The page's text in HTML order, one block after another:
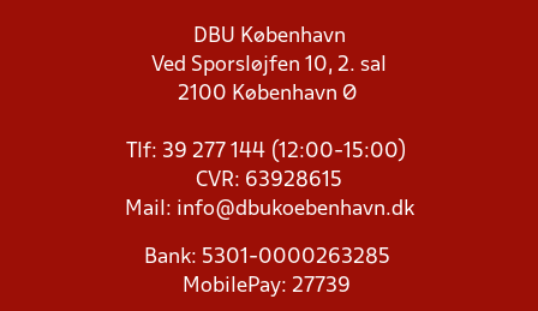
DBU København
Ved Sporsløjfen 10, 2. sal
2100 København Ø
Tlf: 39 277 144 (12:00-15:00)
CVR: 63928615
Mail: info@dbukoebenhavn.dk
Bank: 5301-0000263285
MobilePay: 27739